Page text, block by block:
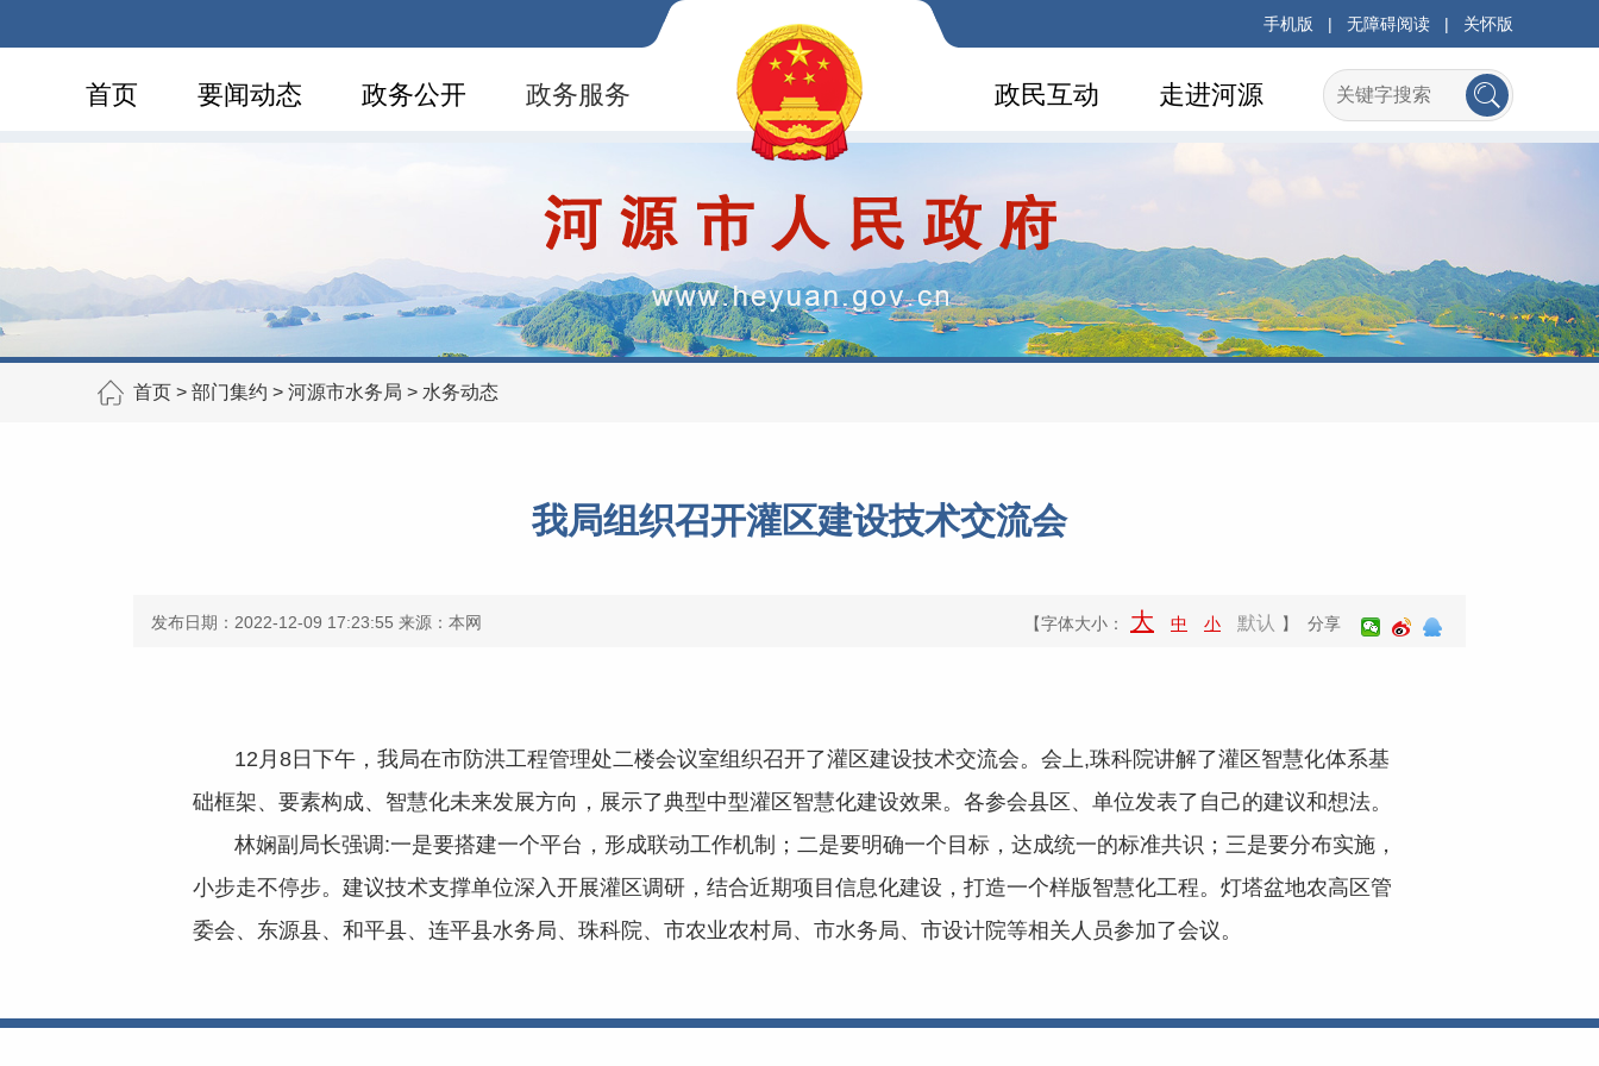
手机版 | 无障碍阅读 | 关怀版
首页 要闻动态 政务公开 政务服务 走进河源
政民互动
首页 > 部门集约 > 河源市水务局 > 水务动态
我局组织召开灌区建设技术交流会
发布日期：2022-12-09 17:23:55 来源：本网 【字体大小： 大 中 小 默认 】 分享
12月8日下午，我局在市防洪工程管理处二楼会议室组织召开了灌区建设技术交流会。会上,珠科院讲解了灌区智慧化体系基
础框架、要素构成、智慧化未来发展方向，展示了典型中型灌区智慧化建设效果。各参会县区、单位发表了自己的建议和想法。
林娴副局长强调:一是要搭建一个平台，形成联动工作机制；二是要明确一个目标，达成统一的标准共识；三是要分布实施，
小步走不停步。建议技术支撑单位深入开展灌区调研，结合近期项目信息化建设，打造一个样版智慧化工程。灯塔盆地农高区管
委会、东源县、和平县、连平县水务局、珠科院、市农业农村局、市水务局、市设计院等相关人员参加了会议。